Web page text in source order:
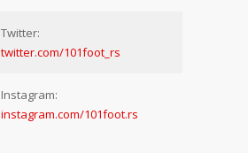
Twitter:
twitter.com/101foot_rs
Instagram:
instagram.com/101foot.rs